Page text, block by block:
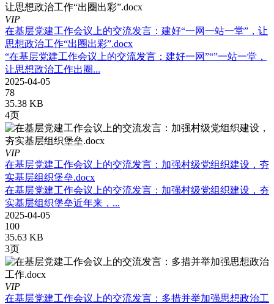
VIP
在基层党建工作会议上的交流发言：建好“一网一站一堂”，让
思想政治工作“出圈出彩”.docx
“在基层党建工作会议上的交流发言：建好一网”“”一站一堂，
让思想政治工作出圈...
2025-04-05
78
35.38 KB
4页
VIP
在基层党建工作会议上的交流发言：加强村级党组织建设，夯
实基层组织堡垒.docx
在基层党建工作会议上的交流发言：加强村级党组织建设，夯
实基层组织堡垒近年来，...
2025-04-05
100
35.63 KB
3页
VIP
在基层党建工作会议上的交流发言：多措并举加强思想政治工